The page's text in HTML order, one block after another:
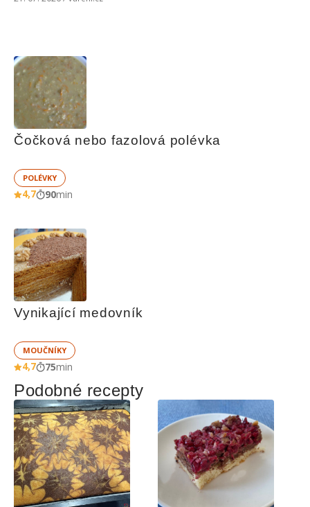
Čočková nebo fazolová polévka
POLÉVKY
4,7 90min
Vynikající medovník
MOUČNÍKY
4,7 75min
Podobné recepty